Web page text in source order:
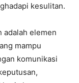
kesulitan.
adalah elemen
mampu
komunikasi